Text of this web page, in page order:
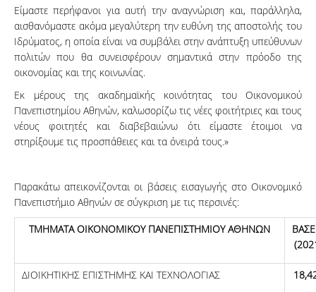
Είμαστε περήφανοι για αυτή την αναγνώριση και, παράλληλα,
αισθανόμαστε ακόμα μεγαλύτερη την ευθύνη της αποστολής του
Ιδρύματος, η οποία είναι να συμβάλει στην ανάπτυξη υπεύθυνων
πολιτών που θα συνεισφέρουν σημαντικά στην πρόοδο της
οικονομίας και της κοινωνίας.
Εκ μέρους της ακαδημαϊκής κοινότητας του Οικονομικού
Πανεπιστημίου Αθηνών, καλωσορίζω τις νέες φοιτήτριες και τους
νέους φοιτητές και διαβεβαιώνω ότι είμαστε έτοιμοι να
στηρίξουμε τις προσπάθειες και τα όνειρά τους.»
Παρακάτω απεικονίζονται οι βάσεις εισαγωγής στο Οικονομικό
Πανεπιστήμιο Αθηνών σε σύγκριση με τις περσινές:
ΤΜΗΜΑΤΑ ΟΙΚΟΝΟΜΙΚΟΥ ΠΑΝΕΠΙΣΤΗΜΙΟΥ ΑΘΗΝΩΝ
ΔΙΟΙΚΗΤΙΚΗΣ ΕΠΙΣΤΗΜΗΣ ΚΑΙ ΤΕΧΝΟΛΟΓΙΑΣ